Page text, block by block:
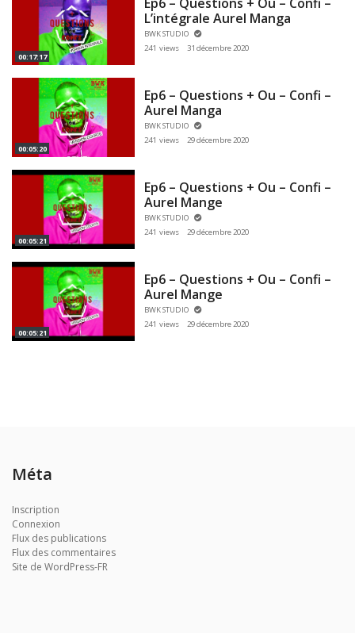
00:17:17
L’intégrale Aurel Manga
BWK STUDIO
241 views
31 décembre 2020
00:05:20
Ep6 – Questions + Ou – Confi –
Aurel Manga
BWK STUDIO
241 views
29 décembre 2020
00:05:21
Ep6 – Questions + Ou – Confi –
Aurel Mange
BWK STUDIO
241 views
29 décembre 2020
00:05:21
Ep6 – Questions + Ou – Confi –
Aurel Mange
BWK STUDIO
241 views
29 décembre 2020
Méta
Inscription
Connexion
Flux des publications
Flux des commentaires
Site de WordPress-FR